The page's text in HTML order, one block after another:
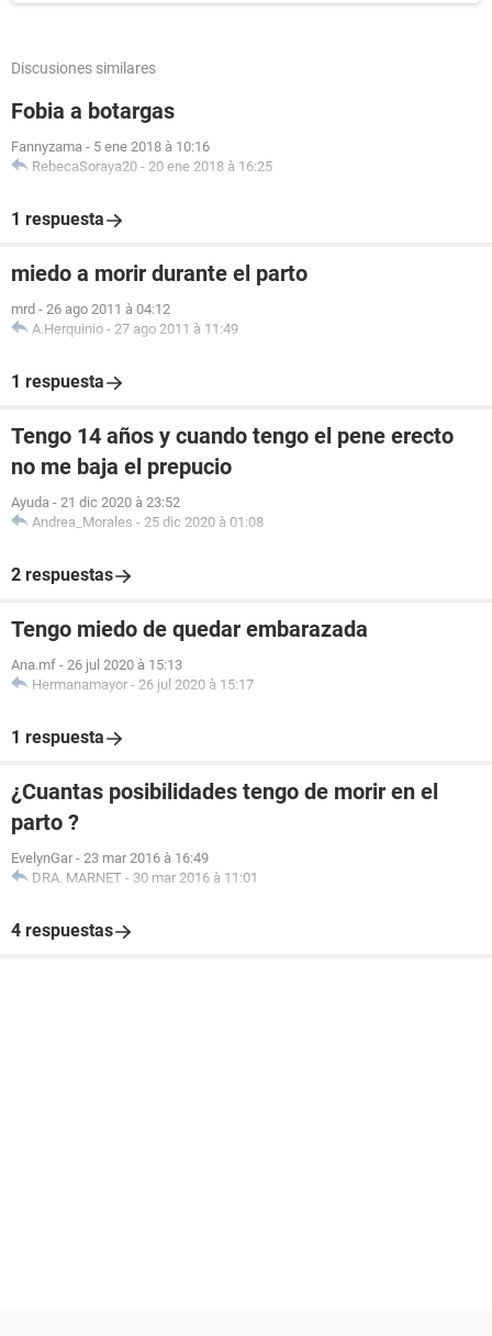
Discusiones similares
Fobia a botargas
Fannyzama - 5 ene 2018 à 10:16
RebecaSoraya20 - 20 ene 2018 à 16:25
1 respuesta
miedo a morir durante el parto
mrd - 26 ago 2011 à 04:12
A.Herquinio - 27 ago 2011 à 11:49
1 respuesta
Tengo 14 años y cuando tengo el pene erecto
no me baja el prepucio
Ayuda - 21 dic 2020 à 23:52
Andrea_Morales - 25 dic 2020 à 01:08
2 respuestas
Tengo miedo de quedar embarazada
Ana.mf - 26 jul 2020 à 15:13
Hermanamayor - 26 jul 2020 à 15:17
1 respuesta
¿Cuantas posibilidades tengo de morir en el
parto ?
EvelynGar - 23 mar 2016 à 16:49
DRA. MARNET - 30 mar 2016 à 11:01
4 respuestas